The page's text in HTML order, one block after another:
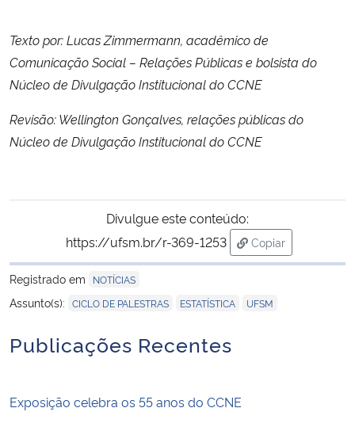
Texto por: Lucas Zimmermann, acadêmico de
Comunicação Social – Relações Públicas e bolsista do
Núcleo de Divulgação Institucional do CCNE
Revisão: Wellington Gonçalves, relações públicas do
Núcleo de Divulgação Institucional do CCNE
Divulgue este conteúdo:
https://ufsm.br/r-369-1253
Copiar
para área de
Registrado em
NOTÍCIAS
Assunto(s): CICLO DE PALESTRAS ESTATÍSTICA UFSM
Publicações Recentes
Exposição celebra os 55 anos do CCNE